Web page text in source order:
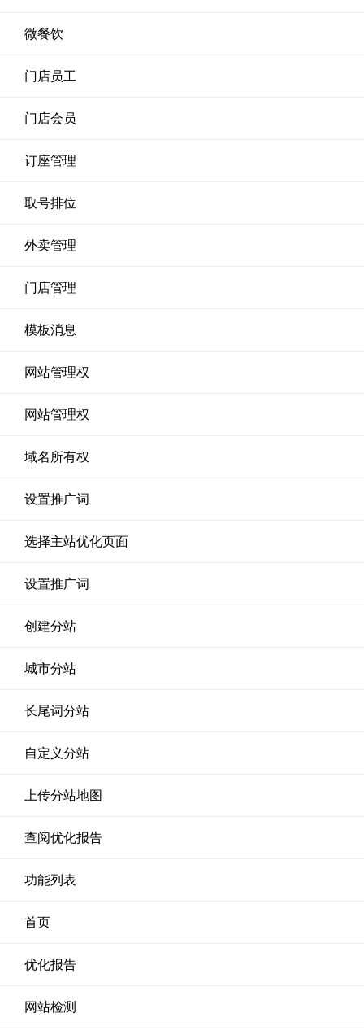
微餐饮
门店员工
门店会员
订座管理
取号排位
外卖管理
门店管理
模板消息
网站管理权
网站管理权
域名所有权
设置推广词
选择主站优化页面
设置推广词
创建分站
城市分站
长尾词分站
自定义分站
上传分站地图
查阅优化报告
功能列表
首页
优化报告
网站检测